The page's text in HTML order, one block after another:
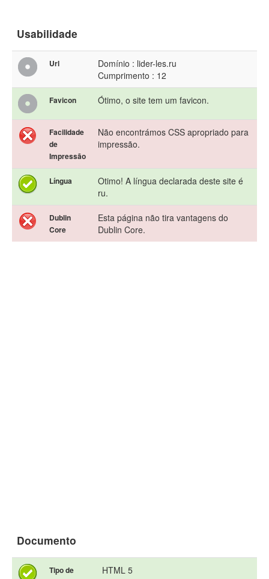
Usabilidade
Url
Domínio : lider-les.ru
Cumprimento : 12
Favicon Ótimo, o site tem um favicon.
Facilidade
de
Impressão
Não encontrámos CSS apropriado para
impressão.
Língua
Otimo! A língua declarada deste site é
ru.
Dublin
Core
Esta página não tira vantagens do
Dublin Core.
Documento
Tipo de
HTML 5